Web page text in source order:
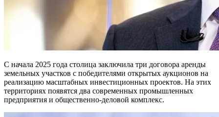
С начала 2025 года столица заключила три договора аренды
земельных участков с победителями открытых аукционов на
реализацию масштабных инвестиционных проектов. На этих
территориях появятся два современных промышленных
предприятия и общественно-деловой комплекс.